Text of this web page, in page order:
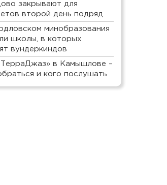
закрывают для
второй день подряд
минобразования
школы, в которых
вундеркиндов
в Камышлове –
и кого послушать